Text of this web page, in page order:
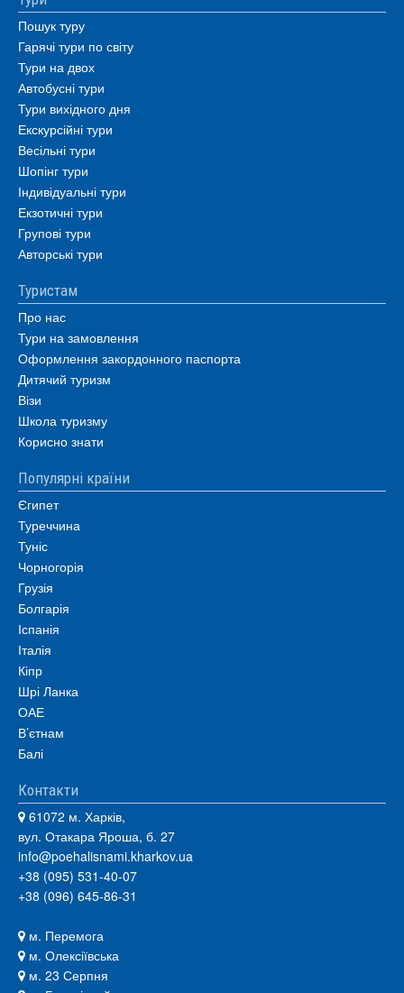
Пошук туру
Гарячі тури по світу
Тури на двох
Автобусні тури
Тури вихідного дня
Екскурсійні тури
Весільні тури
Шопінг тури
Індивідуальні тури
Екзотичні тури
Групові тури
Авторські тури
Туристам
Про нас
Тури на замовлення
Оформлення закордонного паспорта
Дитячий туризм
Візи
Школа туризму
Корисно знати
Популярні країни
Єгипет
Туреччина
Туніс
Чорногорія
Грузія
Болгарія
Іспанія
Італія
Кіпр
Шрі Ланка
ОАЕ
В’єтнам
Балі
Контакти
61072 м. Харків,
вул. Отакара Яроша, б. 27
info@poehalisnami.kharkov.ua
+38 (095) 531-40-07
+38 (096) 645-86-31
м. Перемога
м. Олексіївська
м. 23 Серпня